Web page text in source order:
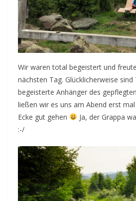
Wir waren total begeistert und
nächsten Tag. Glücklicherweise sind
begeisterte Anhänger des
ließen wir es uns am Abend erst
Ecke gut gehen
Ja, der Grappa
:-/